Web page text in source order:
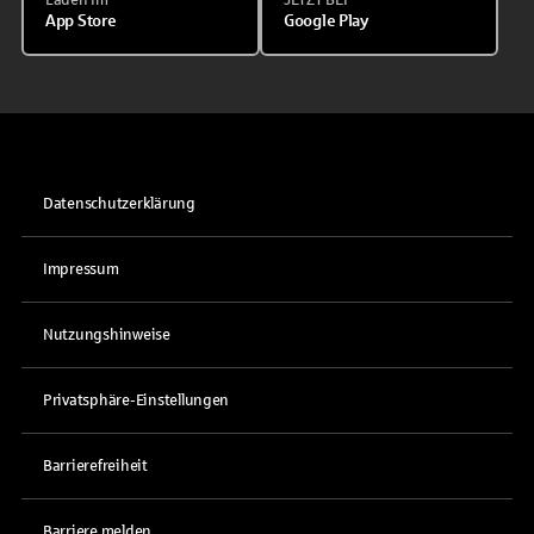
App Store Google Play
Datenschutzerklärung
Impressum
Nutzungshinweise
Privatsphäre-Einstellungen
Barrierefreiheit